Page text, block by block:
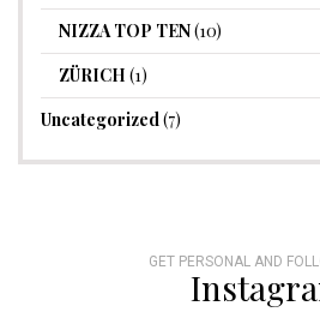
NIZZA TOP TEN(10)
ZÜRICH (1)
Uncategorized(7)
GET PERSONAL AND